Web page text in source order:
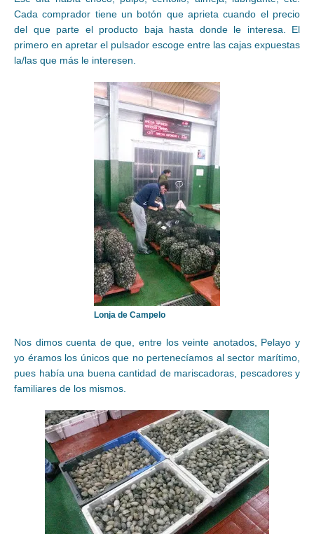
Cada comprador tiene un botón que aprieta cuando el precio
del que parte el producto baja hasta donde le interesa. El
primero en apretar el pulsador escoge entre las cajas expuestas
la/las que más le interesen.
Lonja de Campelo
Nos dimos cuenta de que, entre los veinte anotados, Pelayo y
yo éramos los únicos que no pertenecíamos al sector marítimo,
pues había una buena cantidad de mariscadoras, pescadores y
familiares de los mismos.